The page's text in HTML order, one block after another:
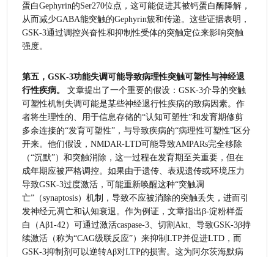
蛋白Gephyrin的Ser270位点，这可能促进其被钙蛋白酶降解，
从而减少GABA能突触的Gephyrin簇和传递。这些证据表明，
GSK-3通过调控兴奋性和抑制性受体的突触定位来影响突触
强度。
第五，GSK-3功能失调可能导致病理性突触可塑性与神经退
行性疾病。
文章提出了一个重要的假设：GSK-3介导的突触
可塑性机制失调可能是某些神经退行性疾病的致病因素。作
者将生理性的、用于信息存储的“认知可塑性”和发育期修剪
多余连接的“发育可塑性”，与导致疾病的“病理性可塑性”区分
开来。他们假设，NMDAR-LTD可能导致AMPARs完全移除
（“沉默”）和突触消除，这一过程在发育期至关重要，但在
成年期应被严格调控。如果由于遗传、表观遗传或环境压力
导致GSK-3过度激活，可能重新唤醒这种“突触凋
亡”（synaptosis）机制，导致不应被消除的突触丢失，进而引
发神经元凋亡和认知衰退。作为例证，文章指出β-淀粉样蛋
白（Aβ1-42）可通过激活caspase-3、切割Akt、导致GSK-3β持
续激活（称为“CAG级联反应”）来抑制LTP并促进LTD，而
GSK-3抑制剂可以逆转Aβ对LTP的损害。这为阿尔茨海默病